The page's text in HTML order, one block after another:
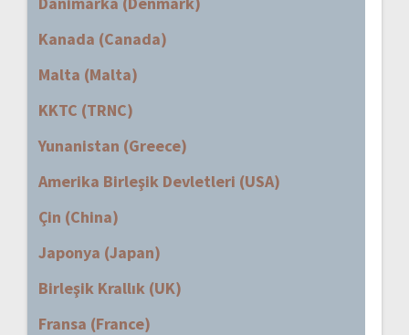
Kanada (Canada)
Malta (Malta)
KKTC (TRNC)
Yunanistan (Greece)
Amerika Birleşik Devletleri (USA)
Çin (China)
Japonya (Japan)
Birleşik Krallık (UK)
Fransa (France)